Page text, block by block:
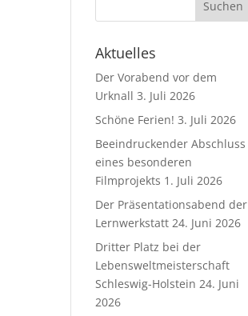
Aktuelles
Der Vorabend vor dem
Urknall 3. Juli 2026
Schöne Ferien! 3. Juli 2026
Beeindruckender Abschluss
eines besonderen
Filmprojekts 1. Juli 2026
Der Präsentationsabend der
Lernwerkstatt 24. Juni 2026
Dritter Platz bei der
Lebensweltmeisterschaft
Schleswig-Holstein 24. Juni
2026